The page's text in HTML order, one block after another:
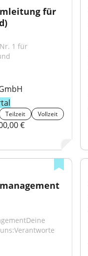
für
1 für
Teilzeit Vollzeit
€